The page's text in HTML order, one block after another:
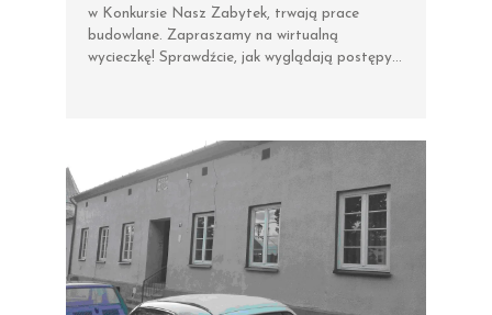
w Konkursie Nasz Zabytek, trwają prace
budowlane. Zapraszamy na wirtualną
wycieczkę! Sprawdźcie, jak wyglądają postępy…